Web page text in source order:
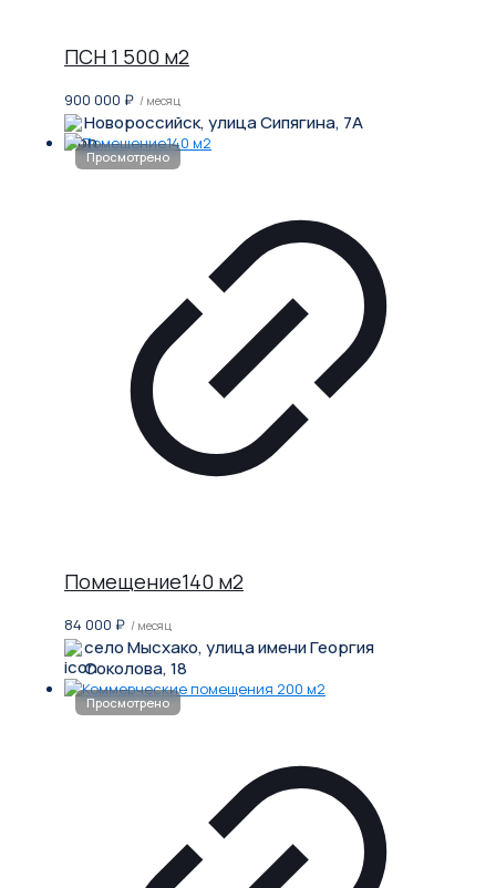
ПСН 1 500 м2
900 000 ₽ / месяц
Новороссийск, улица Сипягина, 7А
Помещение140 м2
84 000 ₽ / месяц
село Мысхако, улица имени Георгия
Соколова, 18